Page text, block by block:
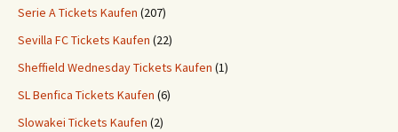
Serie A Tickets Kaufen (207)
Sevilla FC Tickets Kaufen (22)
Sheffield Wednesday Tickets Kaufen (1)
SL Benfica Tickets Kaufen (6)
Slowakei Tickets Kaufen (2)